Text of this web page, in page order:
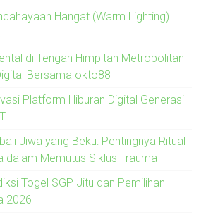
Hangat (Warm Lighting)
di Tengah Himpitan Metropolitan
Bersama okto88
Platform Hiburan Digital Generasi
Jiwa yang Beku: Pentingnya Ritual
dalam Memutus Siklus Trauma
Togel SGP Jitu dan Pemilihan
2026